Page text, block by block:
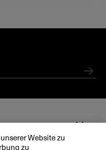
Website zu
zu